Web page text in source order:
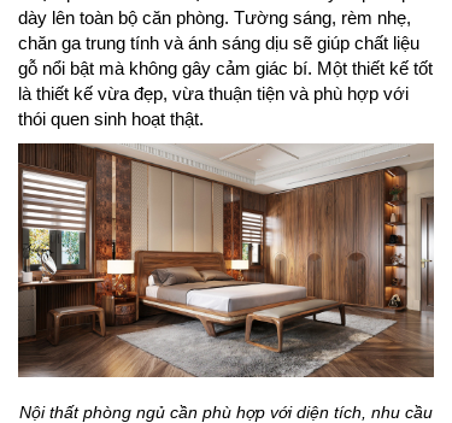
dày lên toàn bộ căn phòng. Tường sáng, rèm nhẹ,
chăn ga trung tính và ánh sáng dịu sẽ giúp chất liệu
gỗ nổi bật mà không gây cảm giác bí. Một thiết kế tốt
là thiết kế vừa đẹp, vừa thuận tiện và phù hợp với
thói quen sinh hoạt thật.
Nội thất phòng ngủ cần phù hợp với diện tích, nhu cầu